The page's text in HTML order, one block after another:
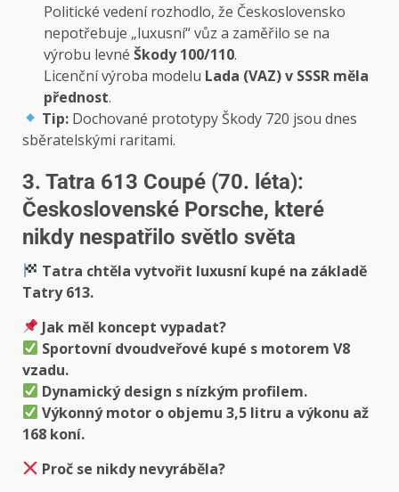
Politické vedení rozhodlo, že Československo
nepotřebuje „luxusní“ vůz a zaměřilo se na
výrobu levné Škody 100/110.
Licenční výroba modelu Lada (VAZ) v SSSR měla
přednost.
Tip: Dochované prototypy Škody 720 jsou dnes
sběratelskými raritami.
3. Tatra 613 Coupé (70. léta):
Československé Porsche, které
nikdy nespatřilo světlo světa
Tatra chtěla vytvořit luxusní kupé na základě
Tatry 613.
Jak měl koncept vypadat?
Sportovní dvoudveřové kupé s motorem V8
vzadu.
Dynamický design s nízkým profilem.
Výkonný motor o objemu 3,5 litru a výkonu až
168 koní.
Proč se nikdy nevyráběla?